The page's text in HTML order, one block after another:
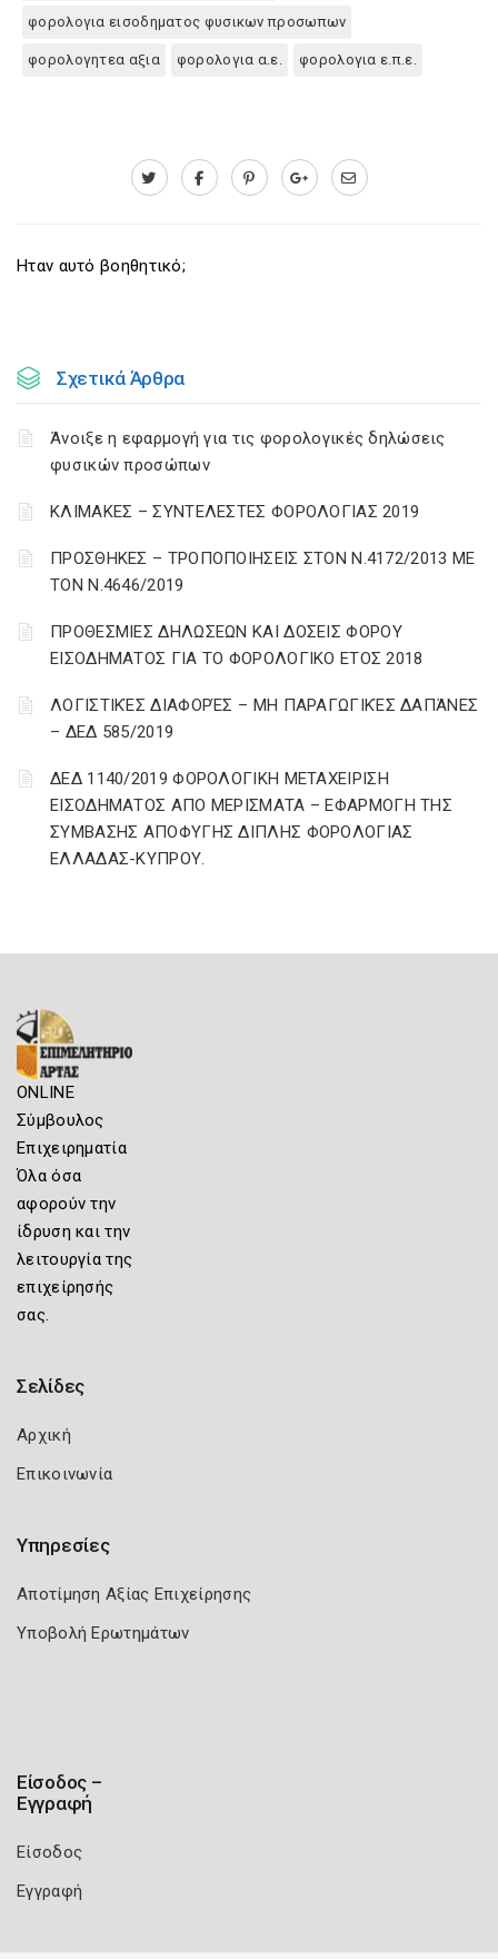
φορολογια εισοδηματος φυσικων προσωπων
φορολογητεα αξια φορολογια α.ε. φορολογια ε.π.ε.
Ηταν αυτό βοηθητικό;
Σχετικά Άρθρα
Άνοιξε η εφαρμογή για τις φορολογικές δηλώσεις
φυσικών προσώπων
ΚΛΙΜΑΚΕΣ – ΣΥΝΤΕΛΕΣΤΕΣ ΦΟΡΟΛΟΓΙΑΣ 2019
ΠΡΟΣΘΗΚΕΣ – ΤΡΟΠΟΠΟΙΗΣΕΙΣ ΣΤΟΝ Ν.4172/2013 ΜΕ
ΤΟΝ Ν.4646/2019
ΠΡΟΘΕΣΜΙΕΣ ΔΗΛΩΣΕΩΝ ΚΑΙ ΔΟΣΕΙΣ ΦΟΡΟΥ
ΕΙΣΟΔΗΜΑΤΟΣ ΓΙΑ ΤΟ ΦΟΡΟΛΟΓΙΚΟ ΕΤΟΣ 2018
ΛΟΓΙΣΤΙΚΈΣ ΔΙΑΦΟΡΈΣ – ΜΗ ΠΑΡΑΓΩΓΙΚΈΣ ΔΑΠΆΝΕΣ
– ΔΕΔ 585/2019
ΔΕΔ 1140/2019 ΦΟΡΟΛΟΓΙΚΗ ΜΕΤΑΧΕΙΡΙΣΗ
ΕΙΣΟΔΗΜΑΤΟΣ ΑΠΟ ΜΕΡΙΣΜΑΤΑ – ΕΦΑΡΜΟΓΗ ΤΗΣ
ΣΥΜΒΑΣΗΣ ΑΠΟΦΥΓΗΣ ΔΙΠΛΗΣ ΦΟΡΟΛΟΓΙΑΣ
ΕΛΛΑΔΑΣ-ΚΥΠΡΟΥ.
ONLINE
Σύμβουλος
Επιχειρηματία
Όλα όσα
αφορούν την
ίδρυση και την
λειτουργία της
επιχείρησής
σας.
Σελίδες
Αρχική
Επικοινωνία
Υπηρεσίες
Αποτίμηση Αξίας Επιχείρησης
Υποβολή Ερωτημάτων
Είσοδος –
Εγγραφή
Είσοδος
Εγγραφή